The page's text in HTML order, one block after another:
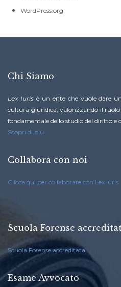
WordPress.org
Chi Siamo
Lex Iurisè un ente che vuole dare
cultura giuridica, valorizzando il
fondamentale dello studio del diritto e
Scopri di più
Collabora con noi
Clicca qui per collaborare con Lex Iuris
Scuola Forense
Scuola Forense accreditata
Esame Avvocato